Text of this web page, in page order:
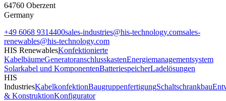
64760 Oberzent
Germany
+49 6068 9314400sales-industries@his-technology.comsales-
renewables@his-technology.com
HIS RenewablesKonfektionierte
KabelbäumeGeneratoranschlusskastenEnergiemanagementsystem
Solarkabel und KomponentenBatteriespeicherLadelösungen
HIS
IndustriesKabelkonfektionBaugruppenfertigungSchaltschrankbau
& KonstruktionKonfigurator